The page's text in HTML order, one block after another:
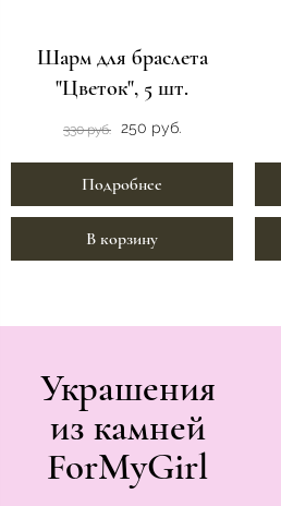
Шарм для браслета
"Цветок", 5 шт.
330 руб. 250 руб.
Подробнее
В корзину
Украшения
из камней
ForMyGirl